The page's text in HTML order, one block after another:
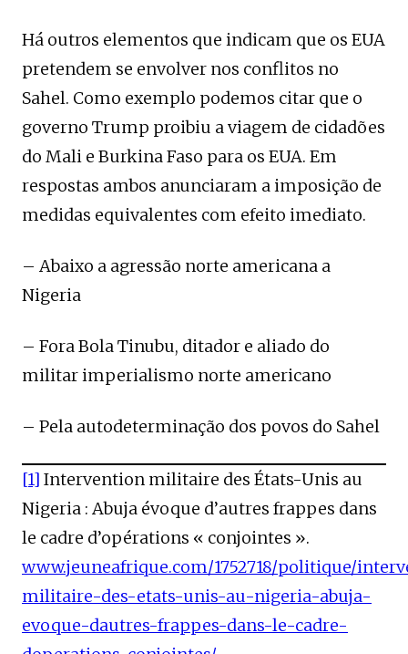
Há outros elementos que indicam que os EUA
pretendem se envolver nos conflitos no
Sahel. Como exemplo podemos citar que o
governo Trump proibiu a viagem de cidadões
do Mali e Burkina Faso para os EUA. Em
respostas ambos anunciaram a imposição de
medidas equivalentes com efeito imediato.
– Abaixo a agressão norte americana a
Nigeria
– Fora Bola Tinubu, ditador e aliado do
militar imperialismo norte americano
– Pela autodeterminação dos povos do Sahel
[1] Intervention militaire des États-Unis au
Nigeria : Abuja évoque d’autres frappes dans
le cadre d’opérations « conjointes ».
www.jeuneafrique.com/1752718/politique/
militaire-des-etats-unis-au-nigeria-abuja-
evoque-dautres-frappes-dans-le-cadre-